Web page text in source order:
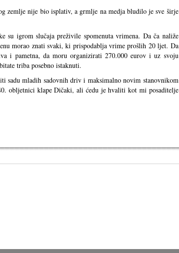
zemlje nije bio isplativ, a grmlje na medja bludilo je sve širje
su igrom slučaja preživile spomenuta vrimena. Da ča naliže
morao znati svaki, ki prispodablja vrime prošlih 20 ljet. Da
i pametna, da moru organizirati 270.000 eurov i uz svoju
triba posebno istaknuti.
sadu mladih sadovnih driv i maksimalno novim stanovnikom
obljetnici klape Dičaki, ali ćedu je hvaliti kot mi posaditelje